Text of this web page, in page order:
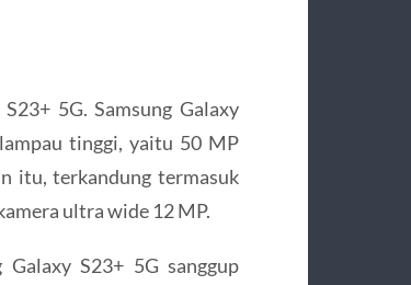
5G. Samsung Galaxy
tinggi, yaitu 50 MP
itu, terkandung termasuk
ultra wide 12 MP.
S23+ 5G sanggup